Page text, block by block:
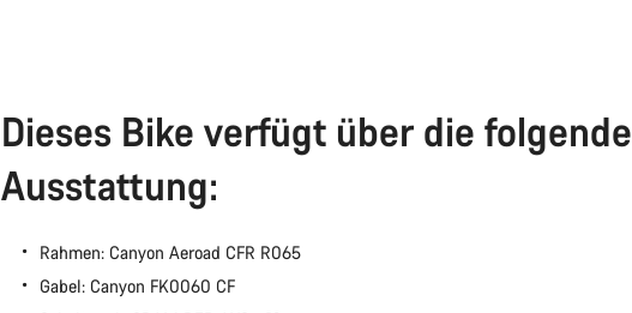
Dieses Bike verfügt über die folgende
Ausstattung:
Rahmen: Canyon Aeroad CFR R065
Gabel: Canyon FK0060 CF